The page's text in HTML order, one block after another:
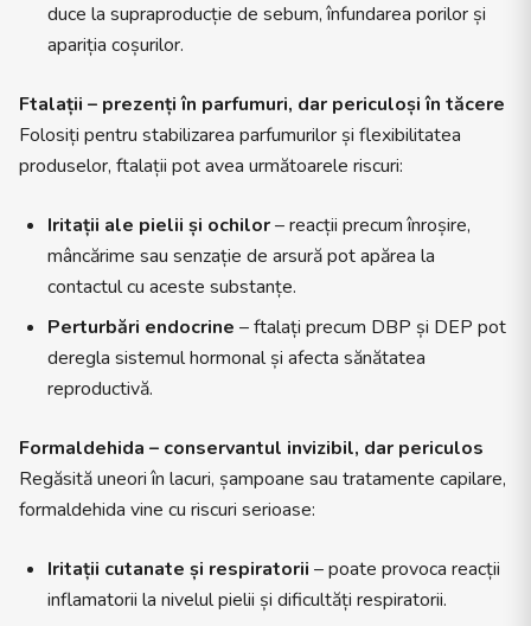
duce la supraproducție de sebum, înfundarea porilor și
apariția coșurilor.
Ftalații – prezenți în parfumuri, dar periculoși în tăcere
Folosiți pentru stabilizarea parfumurilor și flexibilitatea
produselor, ftalații pot avea următoarele riscuri:
Iritații ale pielii și ochilor– reacții precum înroșire,
mâncărime sau senzație de arsură pot apărea la
contactul cu aceste substanțe.
Perturbări endocrine – ftalați precum DBP și DEP pot
deregla sistemul hormonal și afecta sănătatea
reproductivă.
Formaldehida – conservantul invizibil, dar periculos
Regăsită uneori în lacuri, șampoane sau tratamente capilare,
formaldehida vine cu riscuri serioase:
Iritații cutanate și respiratorii – poate provoca reacții
inflamatorii la nivelul pielii și dificultăți respiratorii.